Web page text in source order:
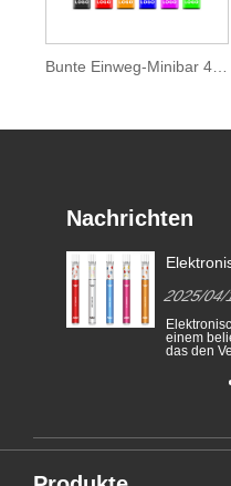
Bunte Einweg-Minibar 400 Puff
Nachrichten
2025/04/
einem
das den
Rauchen